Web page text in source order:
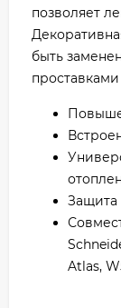
позволяет
быть
Защита
Atlas,